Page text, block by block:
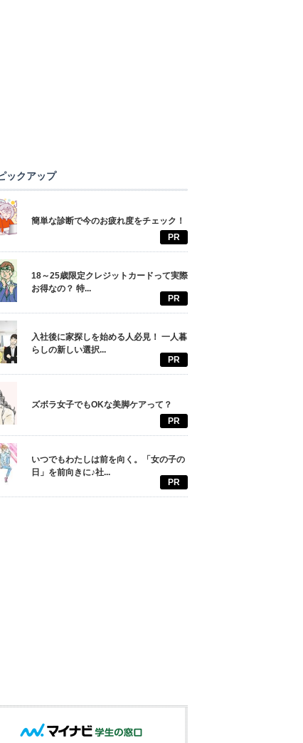
ックアップ
簡単な診断で今のお疲れ度をチェック！
PR
18～25歳限定クレジットカードって実際
お得なの？ 特...
PR
入社後に家探しを始める人必見！ 一人暮
らしの新しい選択...
PR
ズボラ女子でもOKな美脚ケアって？
PR
いつでもわたしは前を向く。「女の子の
日」を前向きに♪社...
PR